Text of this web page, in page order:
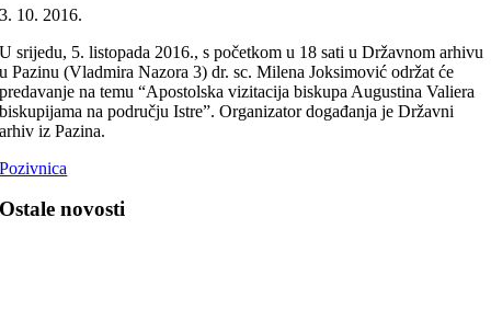
3. 10. 2016.
U srijedu, 5. listopada 2016., s početkom u 18 sati u Državnom arhivu
u Pazinu (Vladmira Nazora 3) dr. sc. Milena Joksimović održat će
predavanje na temu “Apostolska vizitacija biskupa Augustina Valiera
biskupijama na području Istre”. Organizator događanja je Državni
arhiv iz Pazina.
Pozivnica
Ostale novosti